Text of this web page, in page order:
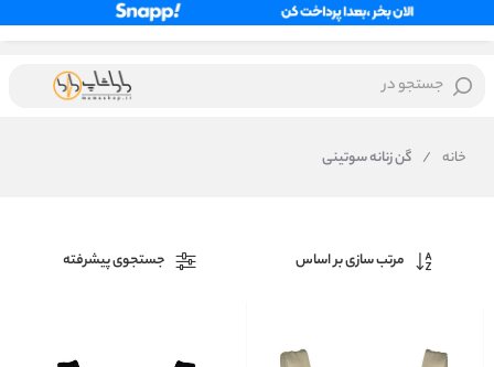
جستجو در
خانه / گن زنانه سوتینی
مرتب سازی بر اساس جستجوی پیشرفته